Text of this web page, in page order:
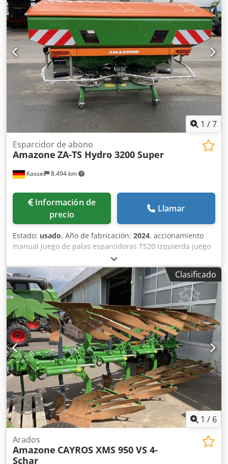
instalación para dispositivos base ZA, recogedor de
suciedad S / iluminación LED Dkjdpfxet Dwh Rj Akwor
1 /7
Kassel 8.494 km
Esparcidor de abono
Amazone ZA-TS Hydro 3200 Super
Información de
precio
Llamar
Estado: usado, Año de fabricación: 2024, accionamiento
manual juego de palas esparcidoras TS20 izquierda juego
de palas esparcidoras TS20 / derecha accionamiento
hidráulico izquierdo con AutoTS y FlowControl ProfiSPro
accionamiento hidráulico derecho con AutoTS y
FlowControl ProfiSPro disco principal izquierdo con AutoTS
/ disco principal derecho Dedetrdzwopfx Akwskr
Clasificado
1 / 6
Arados
Amazone CAYROS XMS 950 VS 4-
Schar